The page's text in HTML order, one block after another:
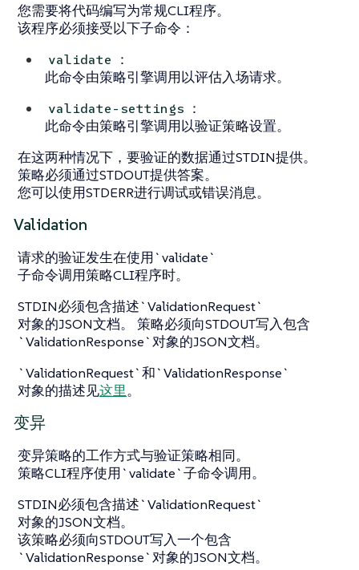
您需要将代码编写为常规CLI程序。
该程序必须接受以下子命令：
validate
：
此命令由策略引擎调用以评估入场请求。
validate-settings ：
此命令由策略引擎调用以验证策略设置。
在这两种情况下，要验证的数据通过STDIN提供。
策略必须通过STDOUT提供答案。
您可以使用STDERR进行调试或错误消息。
Validation
请求的验证发生在使用`validate`
子命令调用策略CLI程序时。
STDIN必须包含描述`ValidationRequest`
对象的JSON文档。 策略必须向STDOUT写入包含
`ValidationResponse`对象的JSON文档。
`ValidationRequest`和`ValidationResponse`
对象的描述见这里。
变异
变异策略的工作方式与验证策略相同。
策略CLI程序使用`validate`子命令调用。
STDIN必须包含描述`ValidationRequest`
对象的JSON文档。
该策略必须向STDOUT写入一个包含
`ValidationResponse`对象的JSON文档。